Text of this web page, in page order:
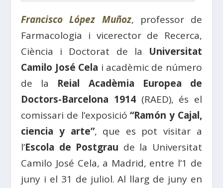
Francisco López Muñoz, professor de
Farmacologia i vicerector de Recerca,
Ciència i Doctorat de la Universitat
Camilo José Cela i acadèmic de número
de la Reial Acadèmia Europea de
Doctors-Barcelona 1914(RAED), és el
comissari de l’exposició“Ramón y Cajal,
ciencia y arte”, que es pot visitar a
l’Escola de Postgrau de la Universitat
Camilo José Cela, a Madrid, entre l’1 de
juny i el 31 de juliol. Al llarg de juny en